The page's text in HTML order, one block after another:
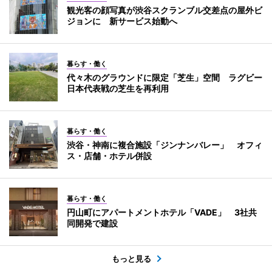
観光客の顔写真が渋谷スクランブル交差点の屋外ビ
ジョンに 新サービス始動へ
暮らす・働く
代々木のグラウンドに限定「芝生」空間 ラグビー
日本代表戦の芝生を再利用
暮らす・働く
渋谷・神南に複合施設「ジンナンバレー」 オフィ
ス・店舗・ホテル併設
暮らす・働く
円山町にアパートメントホテル「VADE」 3社共
同開発で建設
もっと見る